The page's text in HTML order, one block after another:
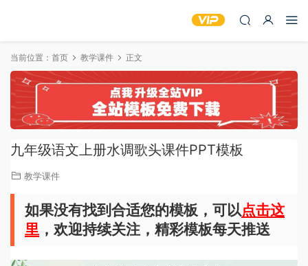
当前位置： 首页 教学课件 正文
九年级语文上册水调歌头课件PPT模板
教学课件
如果没有找到合适您的模板，可以点击这
里 ，欢迎持续关注，精彩模板每天推送